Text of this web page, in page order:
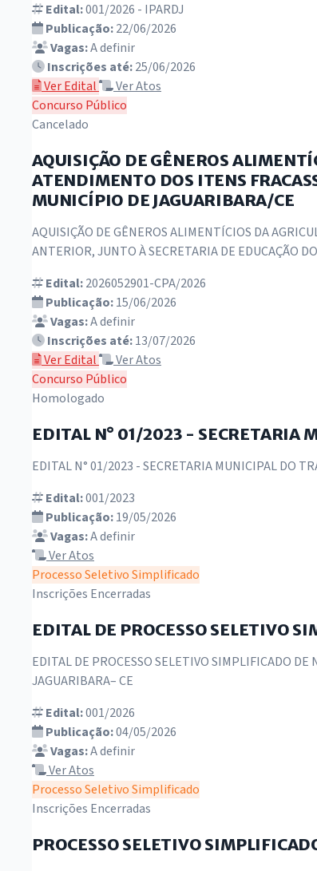
Edital:001/2026 - IPARDJ
Publicação:22/06/2026
Vagas:A definir
Inscrições até:25/06/2026
Ver Edital
Ver Atos
Concurso Público
Cancelado
AQUISIÇÃO DE GÊNEROS
ATENDIMENTO DOS ITENS
MUNICÍPIO DE JAGUARIBARA/CE
AQUISIÇÃO DE GÊNEROS ALIMENTÍCIOS DA
ANTERIOR, JUNTO À SECRETARIA DE EDUCAÇÃO
Edital:2026052901-CPA/2026
Publicação:15/06/2026
Vagas:A definir
Inscrições até:13/07/2026
Ver Edital
Ver Atos
Concurso Público
Homologado
EDITAL N° 01/2023 - SECRETARIA
EDITAL N° 01/2023 - SECRETARIA MUNICIPAL DO
Edital:001/2023
Publicação:19/05/2026
Vagas:A definir
Ver Atos
Processo Seletivo Simplificado
Inscrições Encerradas
EDITAL DE PROCESSO SELETIVO
EDITAL DE PROCESSO SELETIVO SIMPLIFICADO
JAGUARIBARA– CE
Edital:001/2026
Publicação:04/05/2026
Vagas:A definir
Ver Atos
Processo Seletivo Simplificado
Inscrições Encerradas
PROCESSO SELETIVO